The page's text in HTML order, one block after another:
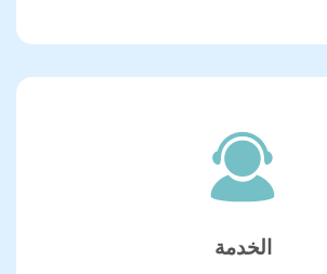
الخدمة